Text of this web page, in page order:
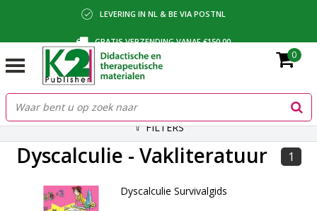
LEVERING IN NL & BE VIA POSTNL
GRATIS VERZENDING VANAF €150,00
BETALING VIA IDEAL, BANCONTACT OF FACTUUR
0
FILTERS
Dyscalculie - Vakliteratuur 1
Dyscalculie Survivalgids